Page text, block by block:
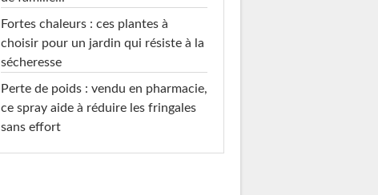
Fortes chaleurs : ces plantes à
choisir pour un jardin qui résiste à la
sécheresse
Perte de poids : vendu en pharmacie,
ce spray aide à réduire les fringales
sans effort